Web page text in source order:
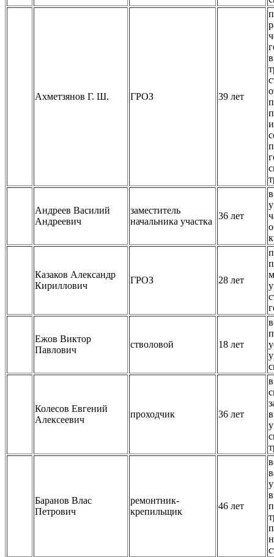
Ахметзянов Г. Ш. ГРОЗ 39 лет
Андреев Василий
Андреевич
заместитель
начальника участка
36 лет
Казаков Александр
Кириллович
ГРОЗ 28 лет
Ежов Виктор
Павлович
стволовой 18 лет
Колесов Евгений
Алексеевич
проходчик 36 лет
Баранов Влас
Петрович
ремонтник-
крепильщик
46 лет